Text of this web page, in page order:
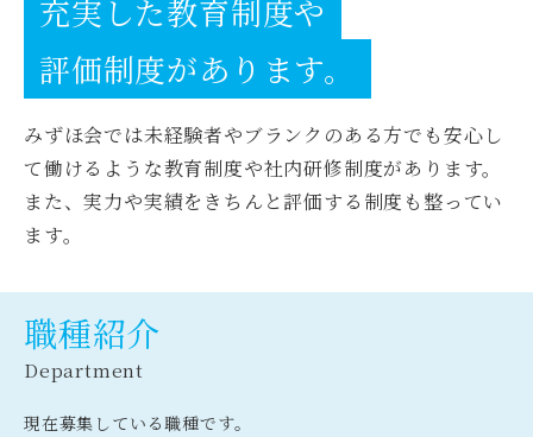
充実した教育制度や
評価制度があります。
みずほ会では未経験者やブランクのある方でも安心し
て働けるような教育制度や社内研修制度があります。
また、実力や実績をきちんと評価する制度も整ってい
ます。
職種紹介
Department
現在募集している職種です。